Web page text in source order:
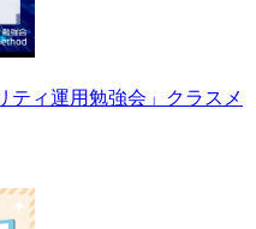
ティ運用勉強会」クラスメ